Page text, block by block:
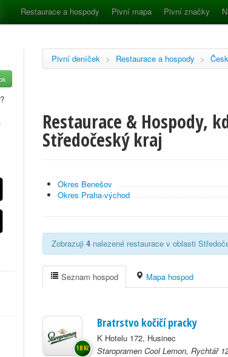
Restaurace a hospody Pivní mapa Pivní značky
.
Pivní deníček > Restaurace a hospody >
Restaurace & Hospody,
Středočeský kraj
Okres Benešov
Okres Praha-východ
Zobrazuji 4 nalezené restaurace v oblasti
Seznam hospod Mapa hospod
Bratrstvo kočičí pracky
K Hotelu 172, Husinec
Staropramen Cool Lemon, Rychtář
18 Kč